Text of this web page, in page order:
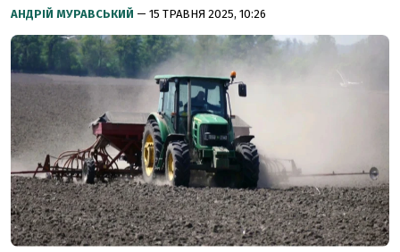
АНДРІЙ МУРАВСЬКИЙ — 15 ТРАВНЯ 2025, 10:26